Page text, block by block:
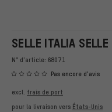
SELLE ITALIA
N° d'article: 68071
Pas encore d'avis
excl. frais de port
pour la livraison vers États-Unis